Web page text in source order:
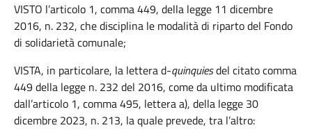
VISTO l’articolo 1, comma 449, della legge 11 dicembre
2016, n. 232, che disciplina le modalità di riparto del Fondo
di solidarietà comunale;
VISTA, in particolare, la lettera d-quinquiesdel citato comma
449 della legge n. 232 del 2016, come da ultimo modificata
dall’articolo 1, comma 495, lettera a), della legge 30
dicembre 2023, n. 213, la quale prevede, tra l’altro: